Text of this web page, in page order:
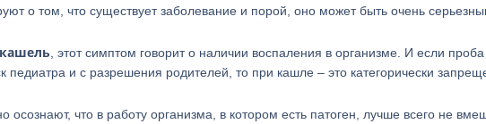
о том, что существует заболевание и порой, оно может быть очень
, этот симптом говорит о наличии воспаления в организме. И если
педиатра и с разрешения родителей, то при кашле – это категорически
что в работу организма, в котором есть патоген, лучше всего не